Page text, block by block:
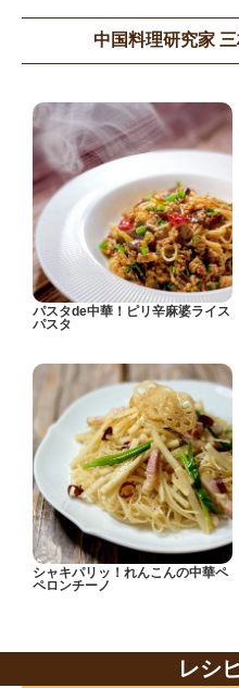
中国料理研究家
パスタde中華！ピリ辛麻婆ライス
パスタ
シャキパリッ！れんこんの中華ペ
ペロンチーノ
レシ